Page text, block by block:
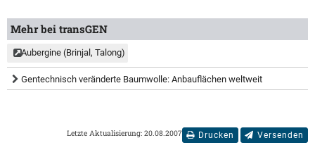
Mehr bei transGEN
Aubergine (Brinjal, Talong)
Gentechnisch veränderte Baumwolle: Anbauflächen weltweit
Drucken Versenden
Letzte Aktualisierung: 20.08.2007